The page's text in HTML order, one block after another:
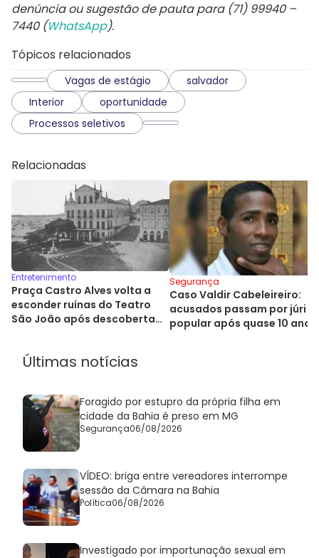
denúncia ou sugestão de pauta para (71) 99940 –
7440 (WhatsApp).
Tópicos relacionados
Vagas de estágio
salvador
Interior
oportunidade
Processos seletivos
Relacionadas
Entretenimento
Praça Castro Alves volta a
esconder ruínas do Teatro
São João após descoberta
Segurança
Caso Valdir Cabeleireiro:
acusados passam por júri
popular após quase 10 anos
Últimas notícias
Foragido por estupro da própria filha em
cidade da Bahia é preso em MG
Segurança06/08/2026
VÍDEO: briga entre vereadores interrompe
sessão da Câmara na Bahia
Política06/08/2026
Investigado por importunação sexual em